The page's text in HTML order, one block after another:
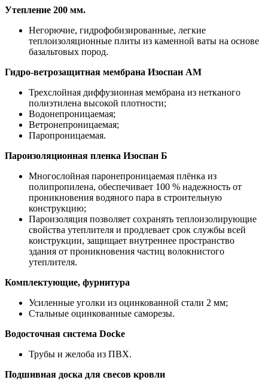
Утепление 200 мм.
Негорючие, гидрофобизированные, легкие
теплоизоляционные плиты из каменной ваты на основе
базальтовых пород.
Гидро-ветрозащитная мембрана Изоспан АМ
Трехслойная диффузионная мембрана из нетканого
полиэтилена высокой плотности;
Водонепроницаемая;
Ветронепроницаемая;
Паропроницаемая.
Пароизоляционная пленка Изоспан Б
Многослойная паронепроницаемая плёнка из
полипропилена, обеспечивает 100 % надежность от
проникновения водяного пара в строительную
конструкцию;
Пароизоляция позволяет сохранять теплоизолирующие
свойства утеплителя и продлевает срок службы всей
конструкции, защищает внутреннее пространство
здания от проникновения частиц волокнистого
утеплителя.
Комплектующие, фурнитура
Усиленные уголки из оцинкованной стали 2 мм;
Стальные оцинкованные саморезы.
Водосточная система Docke
Трубы и желоба из ПВХ.
Подшивная доска для свесов кровли